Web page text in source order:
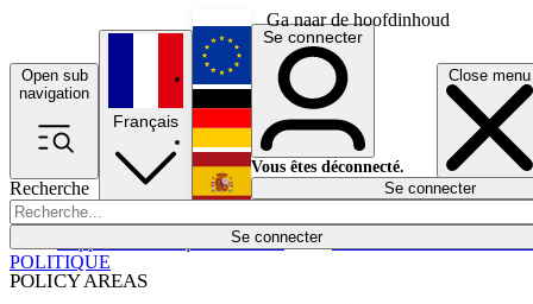
Ga naar de hoofdinhoud
Open sub
navigation
Close menu
Recherche
Se connecter
POLICY AREAS
Économie
Français
English
Deutsch
Español
Se connecter
Vous êtes déconnecté.
Se connecter
POLITIQUE